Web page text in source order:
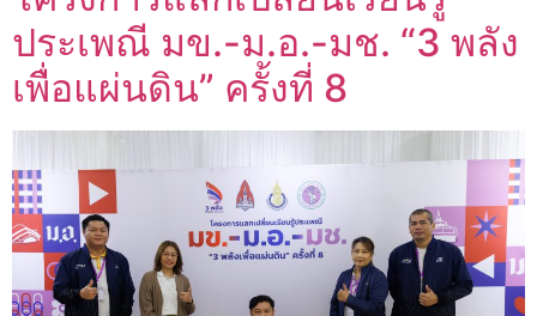
ประเพณี มข.-ม.อ.-มช. “3 พลัง
เพื่อแผ่นดิน” ครั้งที่ 8